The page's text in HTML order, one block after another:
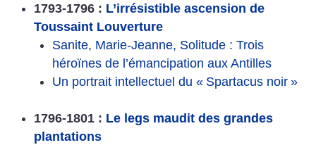
1793-1796 : L’irrésistible ascension de
Toussaint Louverture
Sanite, Marie-Jeanne, Solitude : Trois
héroïnes de l’émancipation aux Antilles
Un portrait intellectuel du « Spartacus noir »
1796-1801 : Le legs maudit des grandes
plantations